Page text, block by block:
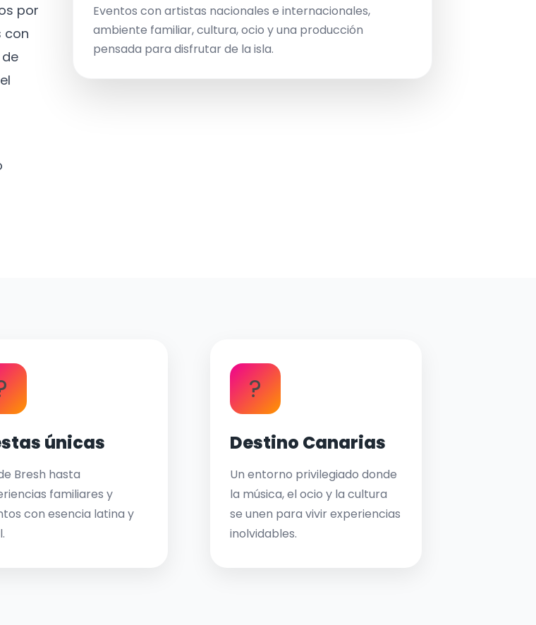
por
con
Eventos con artistas nacionales e internacionales,
ambiente familiar, cultura, ocio y una producción
pensada para disfrutar de la isla.
únicas
Bresh hasta
familiares y
con esencia latina y
?
Destino Canarias
Un entorno privilegiado donde
la música, el ocio y la cultura
se unen para vivir experiencias
inolvidables.